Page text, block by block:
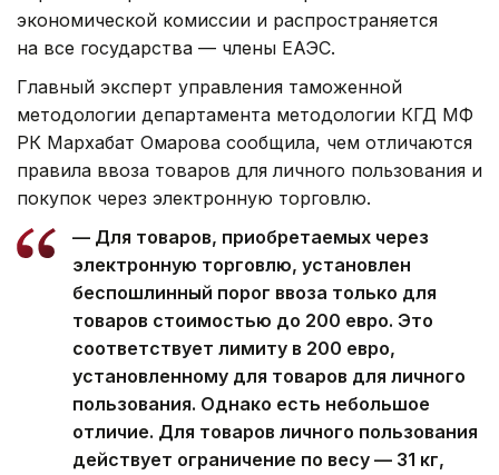
экономической комиссии и распространяется
на все государства — члены ЕАЭС.
Главный эксперт управления таможенной
методологии департамента методологии КГД МФ
РК Мархабат Омарова сообщила, чем отличаются
правила ввоза товаров для личного пользования и
покупок через электронную торговлю.
— Для товаров, приобретаемых через
электронную торговлю, установлен
беспошлинный порог ввоза только для
товаров стоимостью до 200 евро. Это
соответствует лимиту в 200 евро,
установленному для товаров для личного
пользования. Однако есть небольшое
отличие. Для товаров личного пользования
действует ограничение по весу — 31 кг,